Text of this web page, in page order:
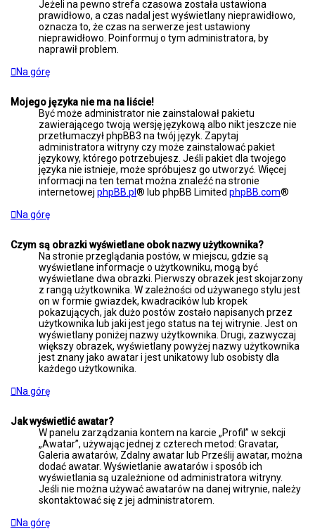
Jeżeli na pewno strefa czasowa została ustawiona
prawidłowo, a czas nadal jest wyświetlany nieprawidłowo,
oznacza to, że czas na serwerze jest ustawiony
nieprawidłowo. Poinformuj o tym administratora, by
naprawił problem.
Na górę
Mojego języka nie ma na liście!
Być może administrator nie zainstalował pakietu
zawierającego twoją wersję językową albo nikt jeszcze nie
przetłumaczył phpBB3 na twój język. Zapytaj
administratora witryny czy może zainstalować pakiet
językowy, którego potrzebujesz. Jeśli pakiet dla twojego
języka nie istnieje, może spróbujesz go utworzyć. Więcej
informacji na ten temat można znaleźć na stronie
internetowej phpBB.pl ® lub phpBB Limited phpBB.com®
Na górę
Czym są obrazki wyświetlane obok nazwy użytkownika?
Na stronie przeglądania postów, w miejscu, gdzie są
wyświetlane informacje o użytkowniku, mogą być
wyświetlane dwa obrazki. Pierwszy obrazek jest skojarzony
z rangą użytkownika. W zależności od używanego stylu jest
on w formie gwiazdek, kwadracików lub kropek
pokazujących, jak dużo postów zostało napisanych przez
użytkownika lub jaki jest jego status na tej witrynie. Jest on
wyświetlany poniżej nazwy użytkownika. Drugi, zazwyczaj
większy obrazek, wyświetlany powyżej nazwy użytkownika
jest znany jako awatar i jest unikatowy lub osobisty dla
każdego użytkownika.
Na górę
Jak wyświetlić awatar?
W panelu zarządzania kontem na karcie „Profil” w sekcji
„Awatar”, używając jednej z czterech metod: Gravatar,
Galeria awatarów, Zdalny awatar lub Prześlij awatar, można
dodać awatar. Wyświetlanie awatarów i sposób ich
wyświetlania są uzależnione od administratora witryny.
Jeśli nie można używać awatarów na danej witrynie, należy
skontaktować się z jej administratorem.
Na górę